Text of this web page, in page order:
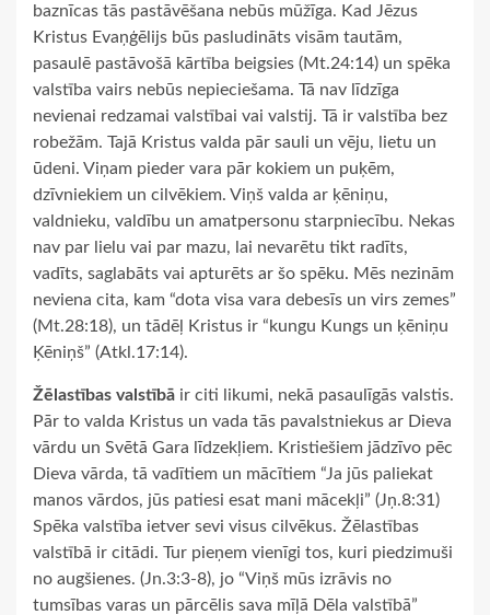
baznīcas tās pastāvēšana nebūs mūžīga. Kad Jēzus
Kristus Evaņģēlijs būs pasludināts visām tautām,
pasaulē pastāvošā kārtība beigsies (Mt.24:14) un spēka
valstība vairs nebūs nepieciešama. Tā nav līdzīga
nevienai redzamai valstībai vai valstij. Tā ir valstība bez
robežām. Tajā Kristus valda pār sauli un vēju, lietu un
ūdeni. Viņam pieder vara pār kokiem un puķēm,
dzīvniekiem un cilvēkiem. Viņš valda ar ķēniņu,
valdnieku, valdību un amatpersonu starpniecību. Nekas
nav par lielu vai par mazu, lai nevarētu tikt radīts,
vadīts, saglabāts vai apturēts ar šo spēku. Mēs nezinām
neviena cita, kam “dota visa vara debesīs un virs zemes”
(Mt.28:18), un tādēļ Kristus ir “kungu Kungs un ķēniņu
Ķēniņš” (Atkl.17:14).
Žēlastības valstībā ir citi likumi, nekā pasaulīgās valstis.
Pār to valda Kristus un vada tās pavalstniekus ar Dieva
vārdu un Svētā Gara līdzekļiem. Kristiešiem jādzīvo pēc
Dieva vārda, tā vadītiem un mācītiem “Ja jūs paliekat
manos vārdos, jūs patiesi esat mani mācekļi” (Jņ.8:31)
Spēka valstība ietver sevi visus cilvēkus. Žēlastības
valstībā ir citādi. Tur pieņem vienīgi tos, kuri piedzimuši
no augšienes. (Jn.3:3-8), jo “Viņš mūs izrāvis no
tumsības varas un pārcēlis sava mīļā Dēla valstībā”